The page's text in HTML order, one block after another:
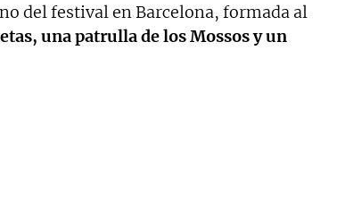
del festival en Barcelona, formada al
una patrulla de los Mossos y un